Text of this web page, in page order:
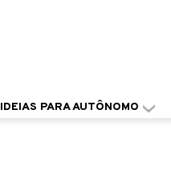
IDEIAS PARA AUTÔNOMO